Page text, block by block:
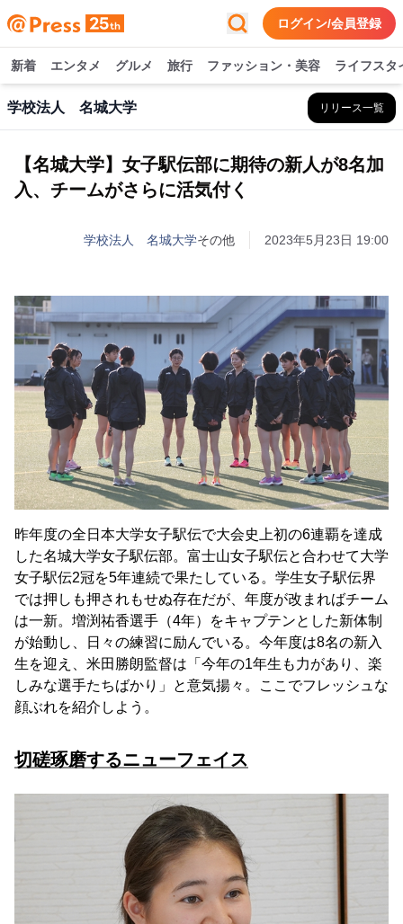
ログイン/会員登録
新着 エンタメ グルメ 旅行 ファッション・美容 ライフスタ
学校法人 名城大学 リリース一覧
【名城大学】女子駅伝部に期待の新人が8名加
入、チームがさらに活気付く
学校法人 名城大学その他 2023年5月23日 19:00
昨年度の全日本大学女子駅伝で大会史上初の6連覇を達成
した名城大学女子駅伝部。富士山女子駅伝と合わせて大学
女子駅伝2冠を5年連続で果たしている。学生女子駅伝界
では押しも押されもせぬ存在だが、年度が改まればチーム
は一新。増渕祐香選手（4年）をキャプテンとした新体制
が始動し、日々の練習に励んでいる。今年度は8名の新入
生を迎え、米田勝朗監督は「今年の1年生も力があり、楽
しみな選手たちばかり」と意気揚々。ここでフレッシュな
顔ぶれを紹介しよう。
切磋琢磨するニューフェイス